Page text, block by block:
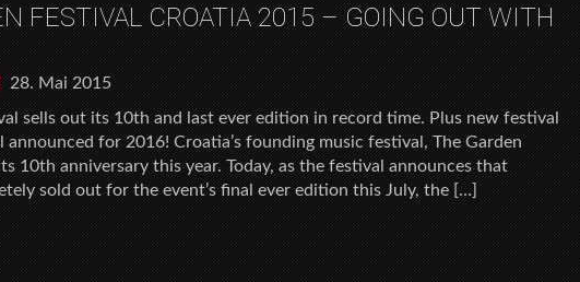
FESTIVAL CROATIA 2015 – GOING OUT WITH
28. Mai 2015
sells out its 10th and last ever edition in record time. Plus new festival
announced for 2016! Croatia’s founding music festival, The Garden
10th anniversary this year. Today, as the festival announces that
sold out for the event’s final ever edition this July, the […]